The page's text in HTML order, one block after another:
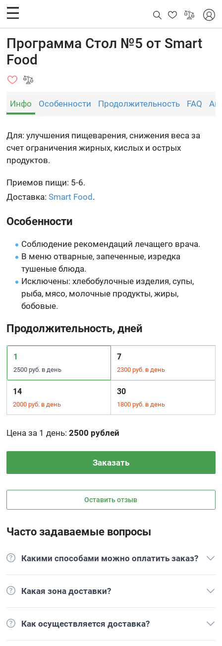
Программа Стол №5 от Smart
Food
Инфо Особенности Продолжительность FAQ
Для: улучшения пищеварения, снижения веса за
счет ограничения жирных, кислых и острых
продуктов.
Приемов пищи: 5-6.
Доставка:Smart Food .
Особенности
Соблюдение рекомендаций лечащего врача.
В меню отварные, запеченные, изредка
тушеные блюда.
Исключены: хлебобулочные изделия, супы,
рыба, мясо, молочные продукты, жиры,
бобовые.
Продолжительность, дней
1
2500 руб. в день
7
2300 руб. в день
14
2000 руб. в день
30
1800 руб. в день
Цена за 1 день:2500 рублей
Заказать
Оставить отзыв
Часто задаваемые вопросы
Какими способами можно оплатить заказ?
Какая зона доставки?
Как осуществляется доставка?